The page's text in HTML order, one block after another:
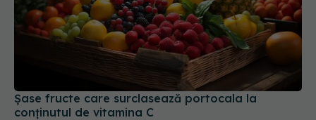
Șase fructe care surclasează portocala la
conținutul de vitamina C